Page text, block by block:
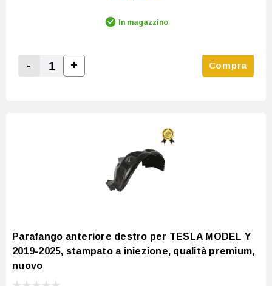
In magazzino
Decrease Quantity:
-
Increase Quantity:
+ Compra
Parafango anteriore destro per TESLA MODEL Y
2019-2025, stampato a iniezione, qualità premium,
nuovo